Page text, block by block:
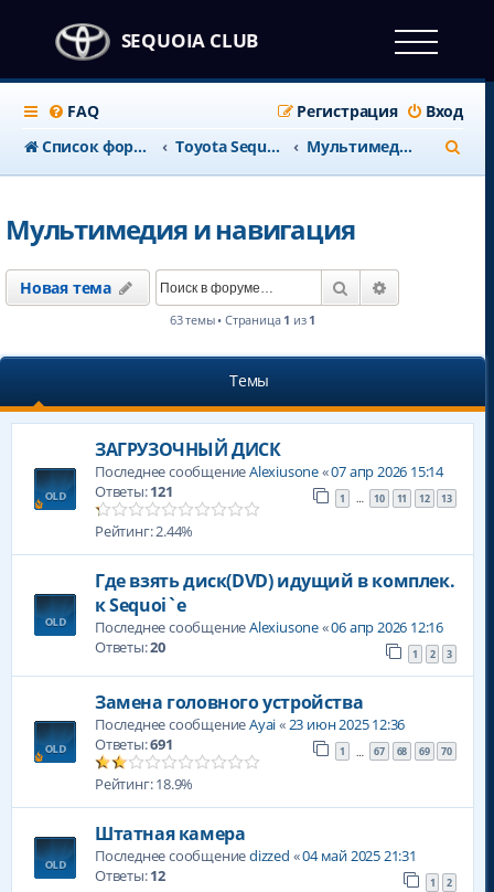
SEQUOIA CLUB
FAQ Вход
Регистрация
Список форумов
Тоyota Sequoia c 2008 года Мультимедия и навигация
о
Мультимедия и навигация
Новая тема Поиск
63 темы • Страница 1 из 1
Темы
ЗАГРУЗОЧНЫЙ ДИСК
Последнее сообщениеAlexiusone«07 апр 2026 15:14
Ответы:121 1 … 10 11 12 13
Рейтинг: 2.44%
Где взять диск(DVD) идущий в комплек.
к Sequoi`e
Последнее сообщениеAlexiusone«06 апр 2026 12:16
Ответы:20 1 2 3
Замена головного устройства
Последнее сообщениеAyai«23 июн 2025 12:36
Ответы:691 1 … 67 68 69 70
Рейтинг: 18.9%
Штатная камера
Последнее сообщениеdizzed «04 май 2025 21:31
Ответы:12 1 2